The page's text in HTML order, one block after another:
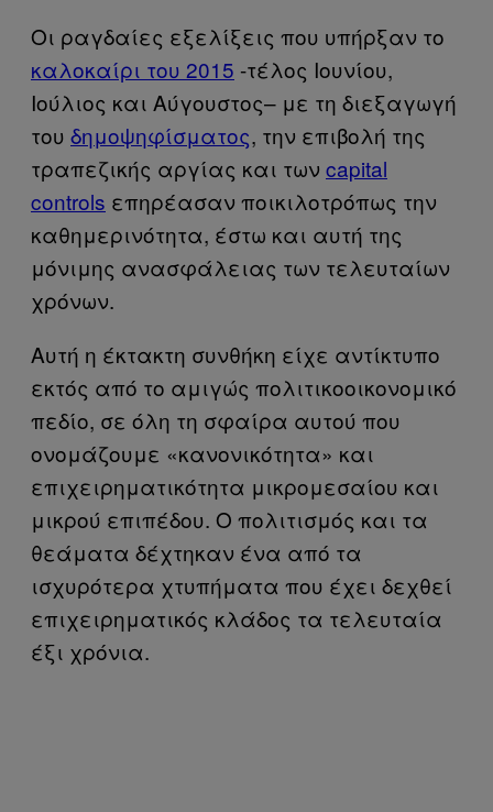
Οι ραγδαίες εξελίξεις που υπήρξαν το
καλοκαίρι του 2015 -τέλος Ιουνίου,
Ιούλιος και Αύγουστος– με τη διεξαγωγή
του δημοψηφίσματος, την επιβολή της
τραπεζικής αργίας και των capital
controls επηρέασαν ποικιλοτρόπως την
καθημερινότητα, έστω και αυτή της
μόνιμης ανασφάλειας των τελευταίων
χρόνων.
Αυτή η έκτακτη συνθήκη είχε αντίκτυπο
εκτός από το αμιγώς πολιτικοοικονομικό
πεδίο, σε όλη τη σφαίρα αυτού που
ονομάζουμε «κανονικότητα» και
επιχειρηματικότητα μικρομεσαίου και
μικρού επιπέδου. Ο πολιτισμός και τα
θεάματα δέχτηκαν ένα από τα
ισχυρότερα χτυπήματα που έχει δεχθεί
επιχειρηματικός κλάδος τα τελευταία
έξι χρόνια.